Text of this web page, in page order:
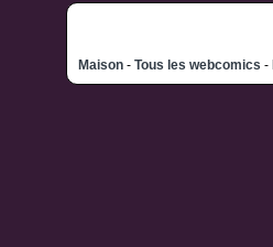
Maison - Tous les webcomics -